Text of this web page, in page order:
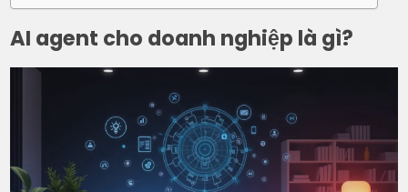
AI agent cho doanh nghiệp là gì?